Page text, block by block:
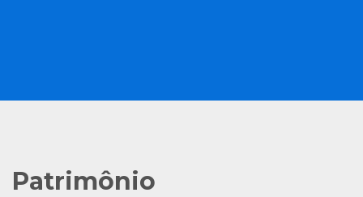
Patrimônio